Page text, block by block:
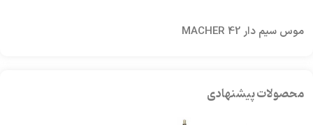
موس سیم دار MACHER 42
محصولات پیشنهادی